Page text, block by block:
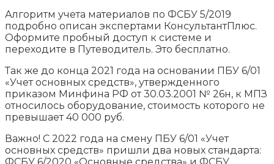
Алгоритм учета материалов по ФСБУ 5/2019
подробно описан экспертами КонсультантПлюс.
Оформите пробный доступ к системе и
переходите в Путеводитель. Это бесплатно.
Так же до конца 2021 года на основании ПБУ 6/01
«Учет основных средств», утвержденного
приказом Минфина РФ от 30.03.2001 № 26н, к МПЗ
относилось оборудование, стоимость которого не
превышает 40 000 руб.
Важно! С 2022 года на смену ПБУ 6/01 «Учет
основных средств» пришли два новых стандарта: